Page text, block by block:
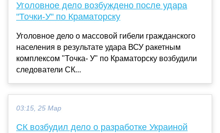
Уголовное дело возбуждено после удара
"Точки-У" по Краматорску
Уголовное дело о массовой гибели гражданского
населения в результате удара ВСУ ракетным
комплексом "Точка- У" по Краматорску возбудили
следователи СК...
03:15, 25 Мар
СК возбудил дело о разработке Украиной